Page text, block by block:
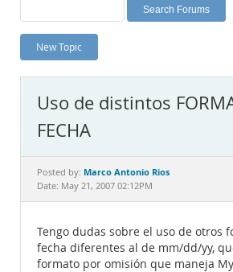
Planet MySQL
News and Events
MySQL.com
Downloads
Documentation
New Topic
Uso de distintos
FECHA
Posted by: Marco Antonio Rios
Date: May 21, 2007 02:12PM
Tengo dudas sobre el uso de otros
fecha diferentes al de mm/dd/yy,
formato por omisión que maneja